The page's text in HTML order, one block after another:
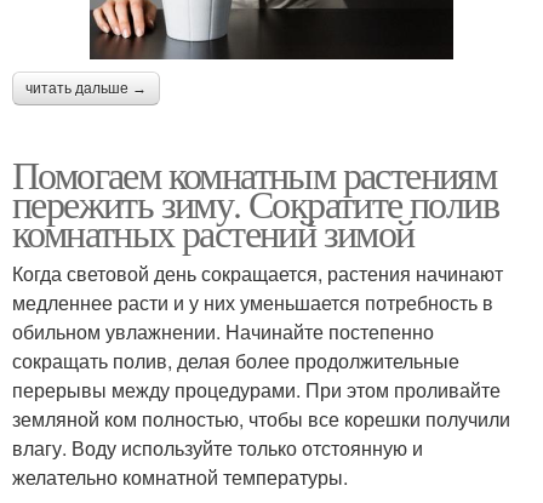
читать дальше →
Помогаем комнатным растениям
пережить зиму. Сократите полив
комнатных растений зимой
Когда световой день сокращается, растения начинают
медленнее расти и у них уменьшается потребность в
обильном увлажнении. Начинайте постепенно
сокращать полив, делая более продолжительные
перерывы между процедурами. При этом проливайте
земляной ком полностью, чтобы все корешки получили
влагу. Воду используйте только отстоянную и
желательно комнатной температуры.